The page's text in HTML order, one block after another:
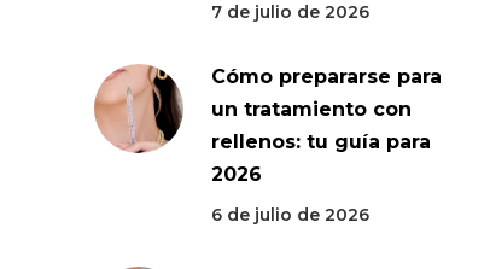
7 de julio de 2026
Cómo prepararse para
un tratamiento con
rellenos: tu guía para
2026
6 de julio de 2026